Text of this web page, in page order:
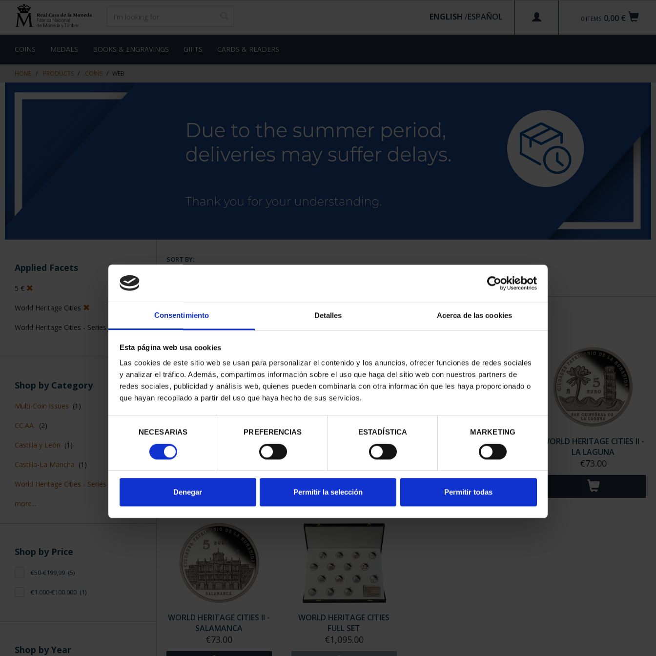
Consentimiento Detalles Acerca de las cookies
Esta página web usa cookies
Las cookies de este sitio web se usan para personalizar el contenido y los anuncios, ofrecer funciones de redes sociales
y analizar el tráfico. Además, compartimos información sobre el uso que haga del sitio web con nuestros partners de
redes sociales, publicidad y análisis web, quienes pueden combinarla con otra información que les haya proporcionado o
que hayan recopilado a partir del uso que haya hecho de sus servicios.
consentimiento
NECESARIAS PREFERENCIAS ESTADÍSTICA MARKETING
Denegar Permitir la selección Permitir todas
content
navigation
menu
0,00 €
0 ITEMS
ENGLISH /
COINS MEDALS BOOKS & ENGRAVINGS GIFTS CARDS & READERS
HOME PRODUCTS COINS WEB
Applied Facets
5 €
World Heritage Cities
World Heritage Cities - Series II
Shop by Category
Multi-Coin Issues (1)
CC.AA. (2)
Castilla y León (1)
Castilla-La Mancha (1)
World Heritage Cities - Series I
more...
Shop by Price
€50-€199,99 (5)
€1.000-€100.000 (1)
Shop by Year
SORT BY:
6 Products found
WORLD HERITAGE CITIES II -
WORLD HERITAGE CITIES II -
WORLD HERITAGE CITIES II -
MERIDA
WORLD HERITAGE CITIES II -
LA LAGUNA
€73.00
WORLD HERITAGE CITIES II -
SALAMANCA
€73.00
WORLD HERITAGE CITIES
FULL SET
€1,095.00